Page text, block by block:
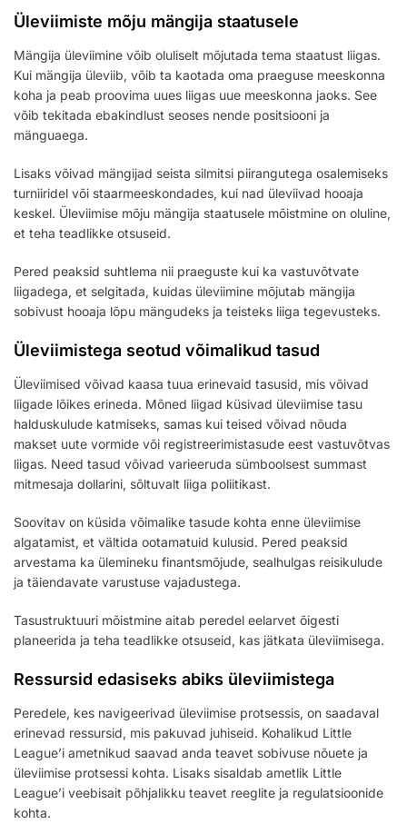
Üleviimiste mõju mängija staatusele
Mängija üleviimine võib oluliselt mõjutada tema staatust liigas.
Kui mängija üleviib, võib ta kaotada oma praeguse meeskonna
koha ja peab proovima uues liigas uue meeskonna jaoks. See
võib tekitada ebakindlust seoses nende positsiooni ja
mänguaega.
Lisaks võivad mängijad seista silmitsi piirangutega osalemiseks
turniiridel või staarmeeskondades, kui nad üleviivad hooaja
keskel. Üleviimise mõju mängija staatusele mõistmine on oluline,
et teha teadlikke otsuseid.
Pered peaksid suhtlema nii praeguste kui ka vastuvõtvate
liigadega, et selgitada, kuidas üleviimine mõjutab mängija
sobivust hooaja lõpu mängudeks ja teisteks liiga tegevusteks.
Üleviimistega seotud võimalikud tasud
Üleviimised võivad kaasa tuua erinevaid tasusid, mis võivad
liigade lõikes erineda. Mõned liigad küsivad üleviimise tasu
halduskulude katmiseks, samas kui teised võivad nõuda
makset uute vormide või registreerimistasude eest vastuvõtvas
liigas. Need tasud võivad varieeruda sümboolsest summast
mitmesaja dollarini, sõltuvalt liiga poliitikast.
Soovitav on küsida võimalike tasude kohta enne üleviimise
algatamist, et vältida ootamatuid kulusid. Pered peaksid
arvestama ka ülemineku finantsmõjude, sealhulgas reisikulude
ja täiendavate varustuse vajadustega.
Tasustruktuuri mõistmine aitab peredel eelarvet õigesti
planeerida ja teha teadlikke otsuseid, kas jätkata üleviimisega.
Ressursid edasiseks abiks üleviimistega
Peredele, kes navigeerivad üleviimise protsessis, on saadaval
erinevad ressursid, mis pakuvad juhiseid. Kohalikud Little
League’i ametnikud saavad anda teavet sobivuse nõuete ja
üleviimise protsessi kohta. Lisaks sisaldab ametlik Little
League’i veebisait põhjalikku teavet reeglite ja regulatsioonide
kohta.